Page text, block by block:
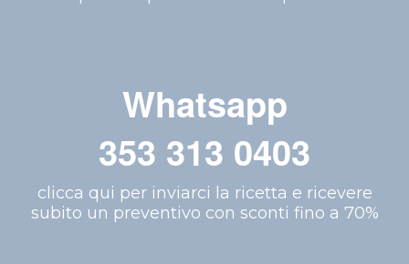
Whatsapp
353 313 0403
clicca qui per inviarci la ricetta e ricevere
subito un preventivo con sconti fino a 70%